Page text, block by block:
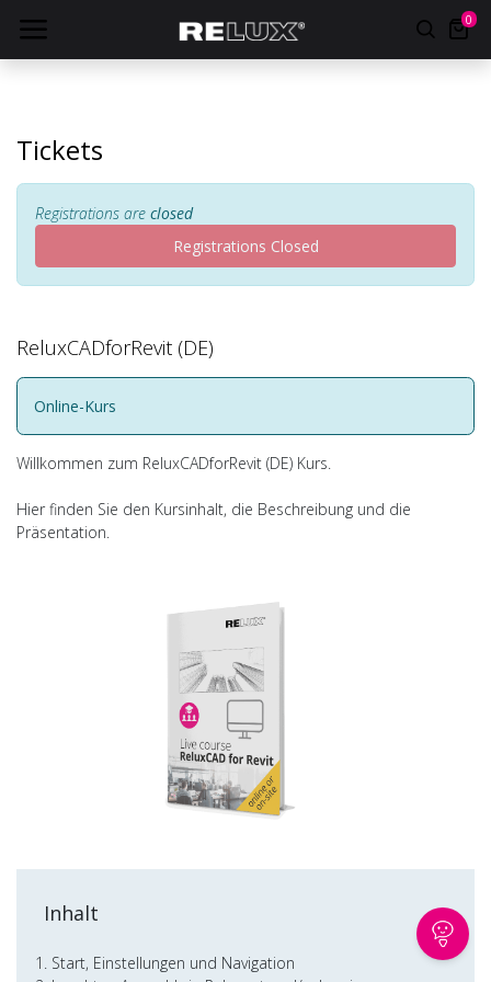
0
Tickets
Registrations are closed
Registrations Closed
ReluxCADforRevit (DE)
Online-Kurs
Willkommen zum ReluxCADforRevit (DE) Kurs.
Hier finden Sie den Kursinhalt, die Beschreibung und die
Präsentation.
Inhalt
Start, Einstellungen und Navigation